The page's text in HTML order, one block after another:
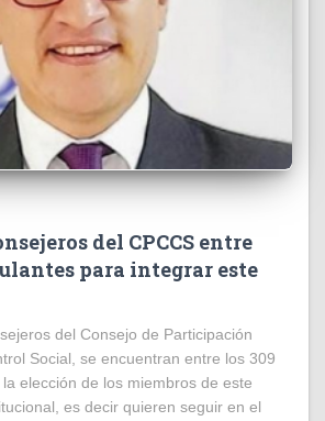
del CPCCS entre
para integrar este
del Consejo de Participación
Social, se encuentran entre los 309
elección de los miembros de este
es decir quieren seguir en el